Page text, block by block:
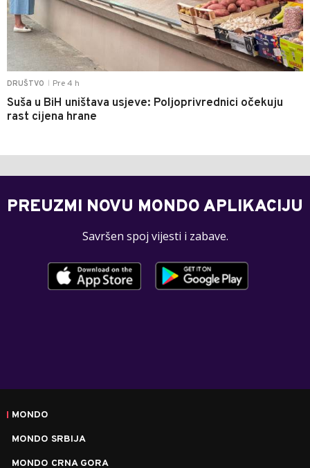
DRUŠTVO Pre 4 h
Suša u BiH uništava usjeve: Poljoprivrednici očekuju
rast cijena hrane
PREUZMI NOVU MONDO APLIKACIJU
Savršen spoj vijesti i zabave.
MONDO
MONDO SRBIJA
MONDO CRNA GORA